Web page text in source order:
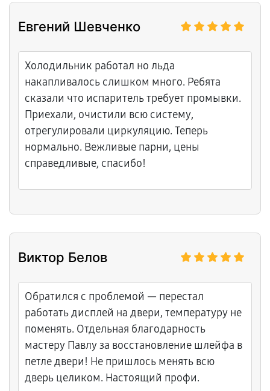
Евгений Шевченко
Холодильник работал но льда
накапливалось слишком много. Ребята
сказали что испаритель требует промывки.
Приехали, очистили всю систему,
отрегулировали циркуляцию. Теперь
нормально. Вежливые парни, цены
справедливые, спасибо!
Виктор Белов
Обратился с проблемой — перестал
работать дисплей на двери, температуру не
поменять. Отдельная благодарность
мастеру Павлу за восстановление шлейфа в
петле двери! Не пришлось менять всю
дверь целиком. Настоящий профи.